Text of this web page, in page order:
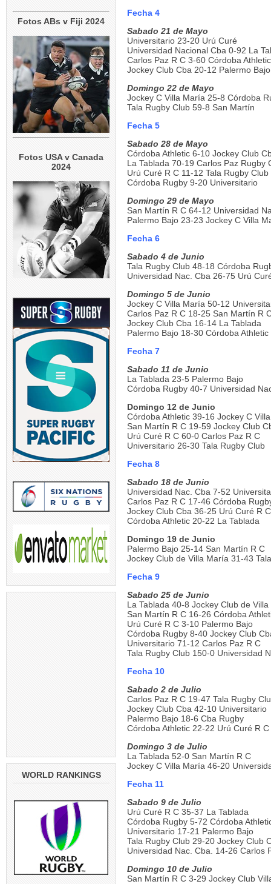
Fotos ABs v Fiji 2024
Fotos USA v Canada
2024
WORLD RANKINGS
Fecha 4
Sabado 21 de Mayo
Universitario 23-20 Urú Curé
Universidad Nacional Cba 0-92 La
Carlos Paz R C 3-60 Córdoba Athletic
Jockey Club Cba 20-12 Palermo Bajo
Domingo 22 de Mayo
Jockey C Villa María 25-8 Córdoba
Tala Rugby Club 59-8 San Martín
Fecha 5
Sabado 28 de Mayo
Córdoba Athletic 6-10 Jockey Club
La Tablada 70-19 Carlos Paz Rugby
Urú Curé R C 11-12 Tala Rugby Club
Córdoba Rugby 9-20 Universitario
Domingo 29 de Mayo
San Martín R C 64-12 Universidad
Palermo Bajo 23-23 Jockey C Villa
Fecha 6
Sabado 4 de Junio
Tala Rugby Club 48-18 Córdoba
Universidad Nac. Cba 26-75 Urú
Domingo 5 de Junio
Jockey C Villa María 50-12
Carlos Paz R C 18-25 San Martín R
Jockey Club Cba 16-14 La Tablada
Palermo Bajo 18-30 Córdoba Athletic
Fecha 7
Sabado 11 de Junio
La Tablada 23-5 Palermo Bajo
Córdoba Rugby 40-7 Universidad
Domingo 12 de Junio
Córdoba Athletic 39-16 Jockey C
San Martín R C 19-59 Jockey Club
Urú Curé R C 60-0 Carlos Paz R C
Universitario 26-30 Tala Rugby Club
Fecha 8
Sabado 18 de Junio
Universidad Nac. Cba 7-52
Carlos Paz R C 17-46 Córdoba
Jockey Club Cba 36-25 Urú Curé R C
Córdoba Athletic 20-22 La Tablada
Domingo 19 de Junio
Palermo Bajo 25-14 San Martín R C
Jockey Club de Villa María 31-43
Fecha 9
Sabado 25 de Junio
La Tablada 40-8 Jockey Club de
San Martín R C 16-26 Córdoba
Urú Curé R C 3-10 Palermo Bajo
Córdoba Rugby 8-40 Jockey Club
Universitario 71-12 Carlos Paz R C
Tala Rugby Club 150-0 Universidad
Fecha 10
Sabado 2 de Julio
Carlos Paz R C 19-47 Tala Rugby
Jockey Club Cba 42-10 Universitario
Palermo Bajo 18-6 Cba Rugby
Córdoba Athletic 22-22 Urú Curé R C
Domingo 3 de Julio
La Tablada 52-0 San Martín R C
Jockey C Villa María 46-20
Fecha 11
Sabado 9 de Julio
Urú Curé R C 35-37 La Tablada
Córdoba Rugby 5-72 Córdoba
Universitario 17-21 Palermo Bajo
Tala Rugby Club 29-20 Jockey Club
Universidad Nac. Cba. 14-26 Carlos
Domingo 10 de Julio
San Martín R C 3-29 Jockey Club